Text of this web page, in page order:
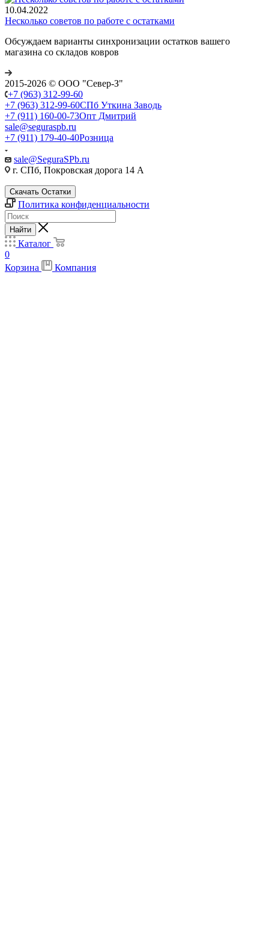
10.04.2022
Несколько советов по работе с остатками
Обсуждаем варианты синхронизации остатков вашего
магазина со складов ковров
2015-2026 © ООО "Север-З"
+7 (963) 312-99-60
+7 (963) 312-99-60СПб Уткина Заводь
+7 (911) 160-00-73Опт Дмитрий
sale@seguraspb.ru
+7 (911) 179-40-40Розница
sale@SeguraSPb.ru
г. СПб, Покровская дорога 14 А
Скачать Остатки
Политика конфиденциальности
Найти
Каталог
0
Корзина
Компания